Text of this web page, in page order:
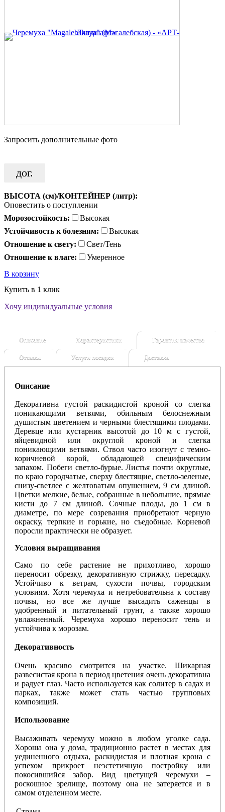
Запросить дополнительные фото
дог.
ВЫСОТА (см)/КОНТЕЙНЕР (литр):
Оповестить о поступлении
Морозостойкость:
Высокая
Устойчивость к болезням:
Высокая
Отношение к свету:
Свет/Тень
Отношение к влаге:
Умеренное
В корзину
Купить в 1 клик
Хочу индивидуальные условия
Описание Характеристики Гарантия качества
Отзывы Услуги посадки Доставка
Описание
Декоративна густой раскидистой кроной со слегка
поникающими ветвями, обильным белоснежным
душистым цветением и черными блестящими плодами.
Деревце или кустарник высотой до 10 м с густой,
яйцевидной или округлой кроной и слегка
поникающими ветвями. Ствол часто изогнут с темно-
коричневой корой, обладающей специфическим
запахом. Побеги светло-бурые. Листья почти округлые,
по краю городчатые, сверху блестящие, светло-зеленые,
снизу-светлее с желтоватым опушением, 9 см длиной.
Цветки мелкие, белые, собранные в небольшие, прямые
кисти до 7 см длиной. Сочные плоды, до 1 см в
диаметре, по мере созревания приобретают черную
окраску, терпкие и горькие, но съедобные. Корневой
поросли практически не образует.
Условия выращивания
Само по себе растение не прихотливо, хорошо
переносит обрезку, декоративную стрижку, пересадку.
Устойчиво к ветрам, сухости почвы, городским
условиям. Хотя черемуха и нетребовательна к составу
почвы, но все же лучше высадить саженцы в
удобренный и питательный грунт, а также хорошо
увлажненный. Черемуха хорошо переносит тень и
устойчива к морозам.
Декоративность
Очень красиво смотрится на участке. Шикарная
развесистая крона в период цветения очень декоративна
и радует глаз. Часто используется как солитер в садах и
парках, также может стать частью групповых
композиций.
Использование
Высаживать черемуху можно в любом уголке сада.
Хороша она у дома, традиционно растет в местах для
уединенного отдыха, раскидистая и плотная крона с
успехом прикроет неэстетичную постройку или
покосившийся забор. Вид цветущей черемухи –
роскошное зрелище, поэтому она не затеряется и в
самом отделенном месте.